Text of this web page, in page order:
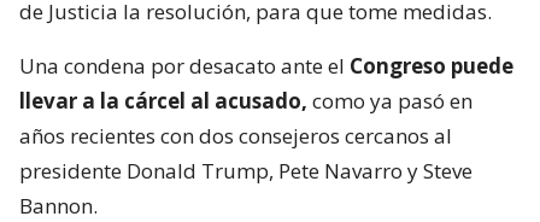
de Justicia la resolución, para que tome medidas.
Una condena por desacato ante el Congreso puede
llevar a la cárcel al acusado, como ya pasó en
años recientes con dos consejeros cercanos al
presidente Donald Trump, Pete Navarro y Steve
Bannon.